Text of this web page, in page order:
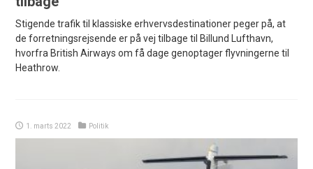
Stigende trafik til klassiske erhvervsdestinationer peger på, at
de forretningsrejsende er på vej tilbage til Billund Lufthavn,
hvorfra British Airways om få dage genoptager flyvningerne til
Heathrow.
1. marts 2022 Politik